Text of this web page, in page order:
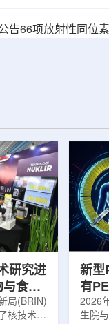
道上半年农水
研究进
食品
局(BRIN)
核技术研
新型
有
境
2026
生院